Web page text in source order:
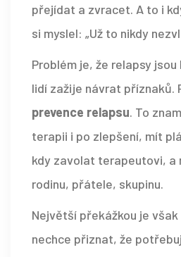
přejídat a zvracet. A to i
si myslel: „Už to nikdy
Problém je, že relapsy jsou
lidí zažije návrat příznaků.
prevence relapsu. To
terapii i po zlepšení, mít
kdy zavolat terapeutovi, a
rodinu, přátele, skupinu.
Největší překážkou je
nechce přiznat, že